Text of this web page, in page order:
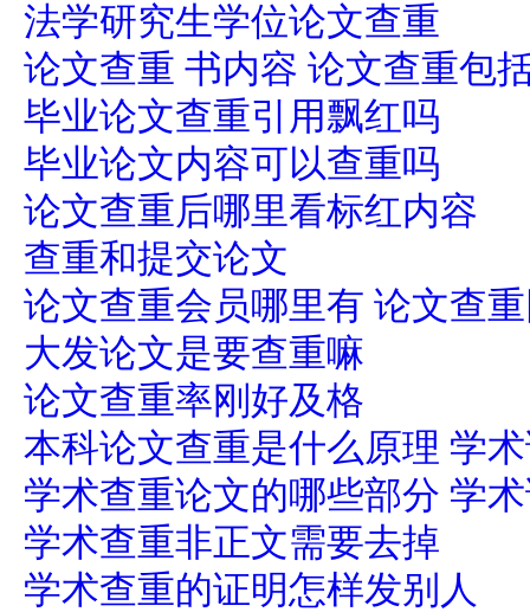
法学研究生学位论文查重
论文查重 书内容 论文查重包
毕业论文查重引用飘红吗
毕业论文内容可以查重吗
论文查重后哪里看标红内容
查重和提交论文
论文查重会员哪里有 论文查
大发论文是要查重嘛
论文查重率刚好及格
本科论文查重是什么原理 学
学术查重论文的哪些部分 学
学术查重非正文需要去掉
学术查重的证明怎样发别人